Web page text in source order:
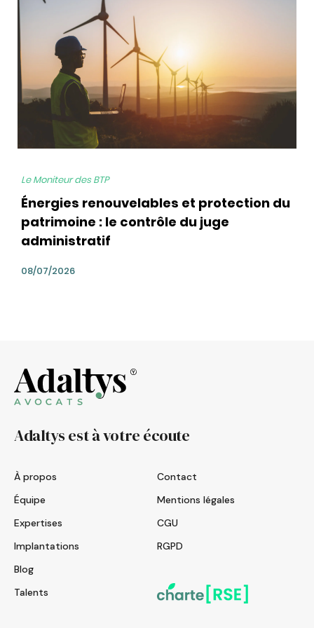
Le Moniteur des BTP
Énergies renouvelables et protection du
patrimoine : le contrôle du juge
administratif
08/07/2026
Adaltys est à votre écoute
À propos
Équipe
Expertises
Implantations
Blog
Talents
Contact
Mentions légales
CGU
RGPD